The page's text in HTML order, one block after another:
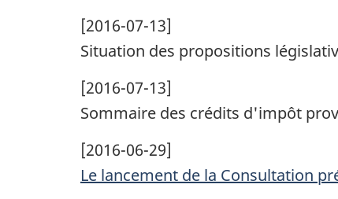
[2016-07-13]
Situation des propositions
[2016-07-13]
Sommaire des crédits d'impôt
[2016-06-29]
Le lancement de la Consultation